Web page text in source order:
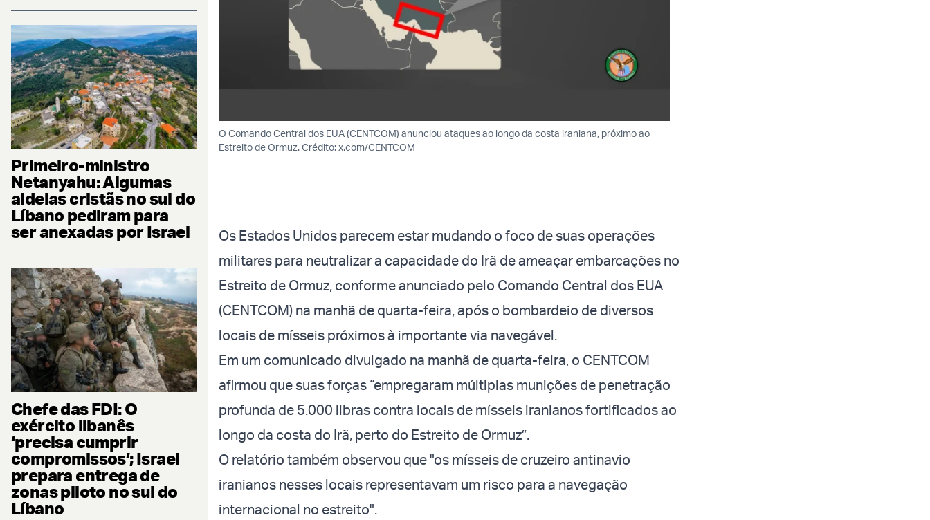
Primeiro-ministro
Netanyahu: Algumas
aldeias cristãs no sul do
Líbano pediram para
ser anexadas por Israel
Chefe das FDI: O
exército libanês
‘precisa cumprir
compromissos’; Israel
prepara entrega de
zonas piloto no sul do
Líbano
O Comando Central dos EUA (CENTCOM) anunciou ataques ao longo da costa iraniana, próximo ao
Estreito de Ormuz. Crédito: x.com/CENTCOM
Os Estados Unidos parecem estar mudando o foco de suas operações
militares para neutralizar a capacidade do Irã de ameaçar embarcações no
Estreito de Ormuz, conforme anunciado pelo Comando Central dos EUA
(CENTCOM) na manhã de quarta-feira, após o bombardeio de diversos
locais de mísseis próximos à importante via navegável.
Em um comunicado divulgado na manhã de quarta-feira, o CENTCOM
afirmou que suas forças “empregaram múltiplas munições de penetração
profunda de 5.000 libras contra locais de mísseis iranianos fortificados ao
longo da costa do Irã, perto do Estreito de Ormuz”.
O relatório também observou que "os mísseis de cruzeiro antinavio
iranianos nesses locais representavam um risco para a navegação
internacional no estreito".